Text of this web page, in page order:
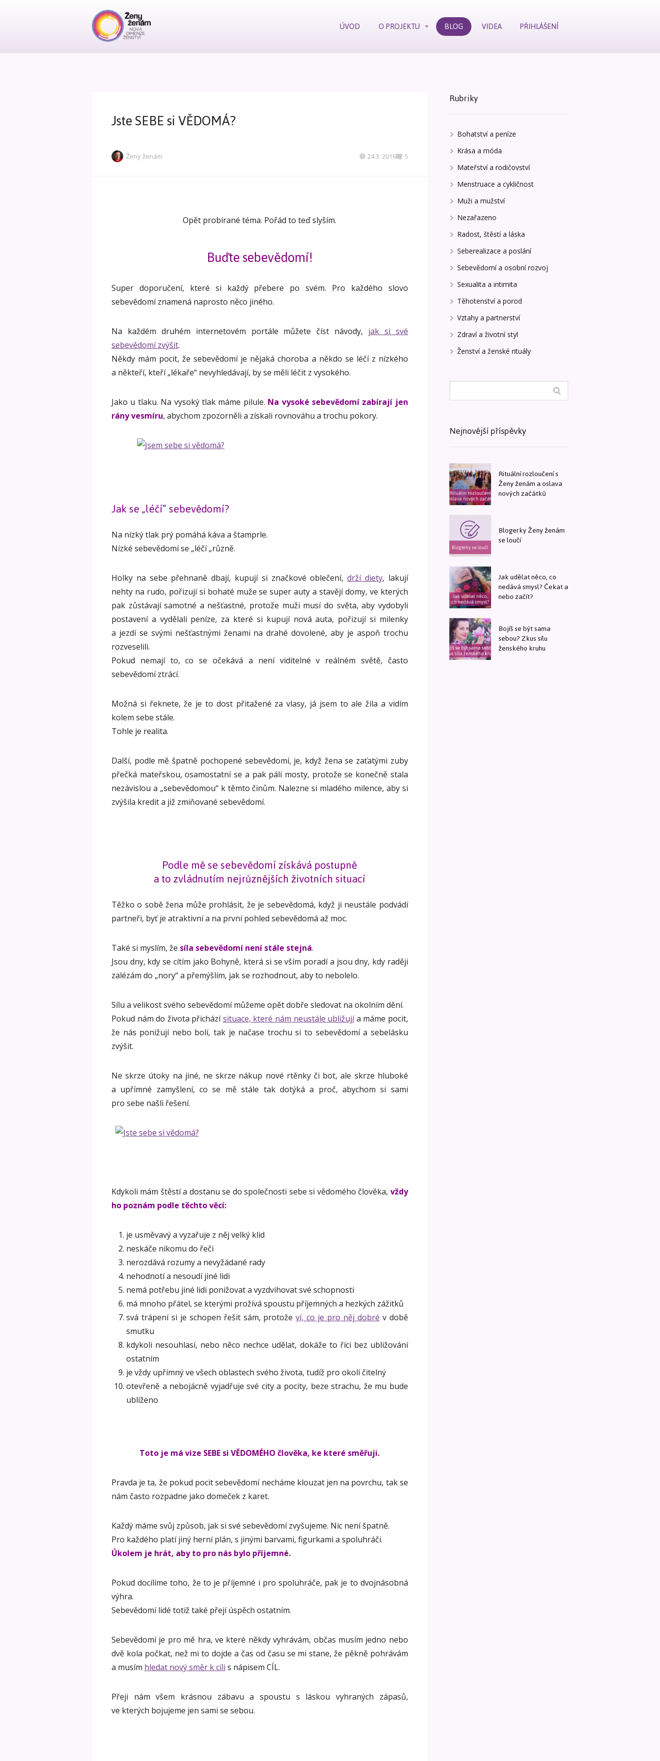
ÚVOD O PROJEKTU BLOG VIDEA PŘIHLÁŠENÍ
Jste SEBE si VĚDOMÁ?
Ženy ženám 24.3. 2016 5
Opět probírané téma. Pořád to teď slyším.
Buďte sebevědomí!
Super doporučení, které si každý přebere po svém. Pro každého slovo
sebevědomí znamená naprosto něco jiného.
Na každém druhém internetovém portále můžete číst návody, jak si své
sebevědomí zvýšit.
Někdy mám pocit, že sebevědomí je nějaká choroba a někdo se léčí z nízkého
a někteří, kteří „lékaře“ nevyhledávají, by se měli léčit z vysokého.
Jako u tlaku. Na vysoký tlak máme pilule. Na vysoké sebevědomí zabírají jen
rány vesmíru, abychom zpozorněli a získali rovnováhu a trochu pokory.
Jak se „léčí“ sebevědomí?
Na nízký tlak prý pomáhá káva a štamprle.
Nízké sebevědomí se „léčí „různě.
Holky na sebe přehnaně dbají, kupují si značkové oblečení,drží diety, lakují
nehty na rudo, pořizují si bohaté muže se super auty a stavějí domy, ve kterých
pak zůstávají samotné a nešťastné, protože muži musí do světa, aby vydobyli
postavení a vydělali peníze, za které si kupují nová auta, pořizují si milenky
a jezdí se svými nešťastnými ženami na drahé dovolené, aby je aspoň trochu
rozveselili.
Pokud nemají to, co se očekává a není viditelné v reálném světě, často
sebevědomí ztrácí.
Možná si řeknete, že je to dost přitažené za vlasy, já jsem to ale žila a vidím
kolem sebe stále.
Tohle je realita.
Další, podle mě špatně pochopené sebevědomí, je, když žena se zaťatými zuby
přečká mateřskou, osamostatní se a pak pálí mosty, protože se konečně stala
nezávislou a „sebevědomou“ k těmto činům. Nalezne si mladého milence, aby si
zvýšila kredit a již zmiňované sebevědomí.
Podle mě se sebevědomí získává postupně
a to zvládnutím nejrůznějších životních situací
Těžko o sobě žena může prohlásit, že je sebevědomá, když ji neustále podvádí
partneři, byť je atraktivní a na první pohled sebevědomá až moc.
Také si myslím, že síla sebevědomí není stále stejná.
Jsou dny, kdy se cítím jako Bohyně, která si se vším poradí a jsou dny, kdy raději
zalézám do „nory“ a přemýšlím, jak se rozhodnout, aby to nebolelo.
Sílu a velikost svého sebevědomí můžeme opět dobře sledovat na okolním dění.
Pokud nám do života přicházísituace, které nám neustále ubližujía máme pocit,
že nás ponižují nebo bolí, tak je načase trochu si to sebevědomí a sebelásku
zvýšit.
Ne skrze útoky na jiné, ne skrze nákup nové rtěnky či bot, ale skrze hluboké
a upřímné zamyšlení, co se mě stále tak dotýká a proč, abychom si sami
pro sebe našli řešení.
Kdykoli mám štěstí a dostanu se do společnosti sebe si vědomého člověka, vždy
ho poznám podle těchto věcí:
je usměvavý a vyzařuje z něj velký klid
neskáče nikomu do řeči
nerozdává rozumy a nevyžádané rady
nehodnotí a nesoudí jiné lidi
nemá potřebu jiné lidi ponižovat a vyzdvihovat své schopnosti
má mnoho přátel, se kterými prožívá spoustu příjemných a hezkých zážitků
svá trápení si je schopen řešit sám, protoževí, co je pro něj dobré v době
smutku
kdykoli nesouhlasí, nebo něco nechce udělat, dokáže to říci bez ubližování
ostatním
je vždy upřímný ve všech oblastech svého života, tudíž pro okolí čitelný
otevřeně a nebojácně vyjadřuje své city a pocity, beze strachu, že mu bude
ublíženo
Toto je má vize SEBE si VĚDOMÉHO člověka, ke které směřuji.
Pravda je ta, že pokud pocit sebevědomí necháme klouzat jen na povrchu, tak se
nám často rozpadne jako domeček z karet.
Každý máme svůj způsob, jak si své sebevědomí zvyšujeme. Nic není špatně.
Pro každého platí jiný herní plán, s jinými barvami, figurkami a spoluhráči.
Úkolem je hrát, aby to pro nás bylo příjemné.
Pokud docílíme toho, že to je příjemné i pro spoluhráče, pak je to dvojnásobná
výhra.
Sebevědomí lidé totiž také přejí úspěch ostatním.
Sebevědomí je pro mě hra, ve které někdy vyhrávám, občas musím jedno nebo
dvě kola počkat, než mi to dojde a čas od času se mi stane, že pěkně pohrávám
a musím hledat nový směr k cíli s nápisem CÍL.
Přeji nám všem krásnou zábavu a spoustu s láskou vyhraných zápasů,
ve kterých bojujeme jen sami se sebou.
Rubriky
Bohatství a peníze
Krása a móda
Mateřství a rodičovství
Menstruace a cykličnost
Muži a mužství
Nezařazeno
Radost, štěstí a láska
Seberealizace a poslání
Sebevědomí a osobní rozvoj
Sexualita a intimita
Těhotenství a porod
Vztahy a partnerství
Zdraví a životní styl
Ženství a ženské rituály
Nejnovější příspěvky
Rituální rozloučení s
Ženy ženám a oslava
nových začátků
Blogerky Ženy ženám
se loučí
Jak udělat něco, co
nedává smysl? Čekat a
nebo začít?
Bojíš se být sama
sebou? Zkus sílu
ženského kruhu